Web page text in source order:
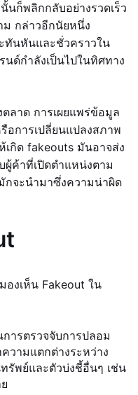
นก็พลิกกลับอย่างรวดเร็ว
ม กล่าวอีกนัยหนึ่ง
ทันหันและชั่วคราวใน
นด์กำลังเป็นไปในทิศทาง
ลาด การเผยแพร่ข้อมูล
อการเปลี่ยนแปลงสภาพ
เกิด fakeouts มันอาจส่ง
ค้าที่เปิดตำแหน่งตาม
จะนำมาซึ่งความน่าผิด
งเห็น Fakeout ใน
ารตรวจจับการปลอม
วามแตกต่างระหว่าง
รัพย์และตัวบ่งชี้อื่นๆ เช่น